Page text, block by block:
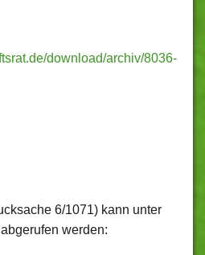
download/archiv/8036-
6/1071) kann unter
werden: